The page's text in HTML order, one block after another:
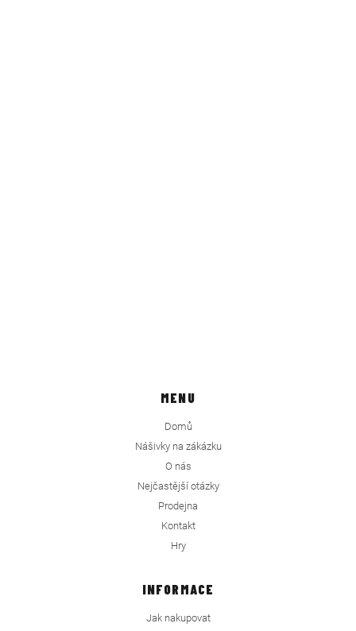
MENU
Domů
Nášivky na zákázku
O nás
Nejčastější otázky
Prodejna
Kontakt
Hry
INFORMACE
Jak nakupovat